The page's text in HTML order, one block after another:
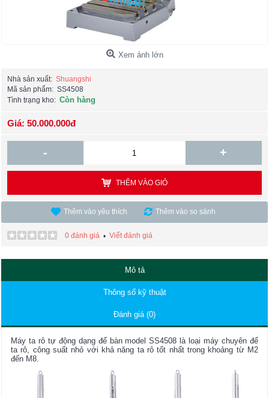
Xem ảnh lớn
Nhà sản xuất: Shuangshi
Mã sản phẩm: SS4508
Tình trạng kho: Còn hàng
Giá: 50.000.000đ
- +
THÊM VÀO GIỎ
Thêm vào yêu thích Thêm vào so sánh
0 đánh giá • Viết đánh giá
Mô tả
Thông số kỹ thuật
Đánh giá (0)
Máy ta rô tự động dạng để bàn model SS4508 là loại máy chuyên để
ta rô, công suất nhỏ với khả năng ta rô tốt nhất trong khoảng từ M2
đến M8.